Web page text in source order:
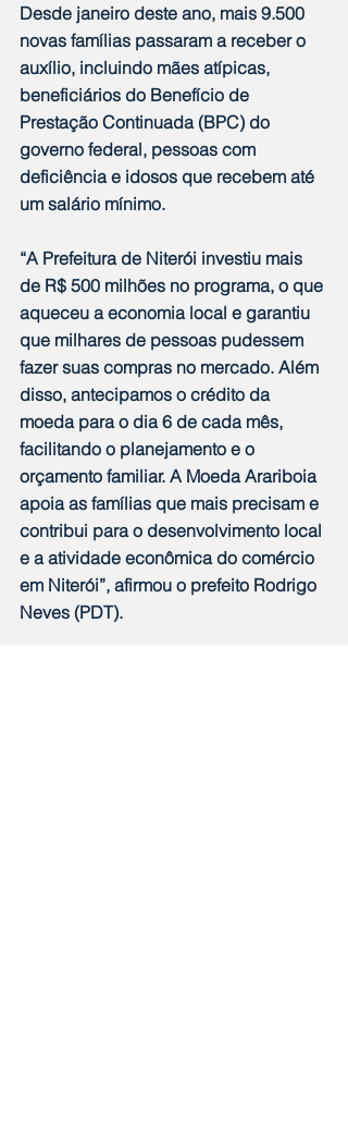
Desde janeiro deste ano, mais 9.500
novas famílias passaram a receber o
auxílio, incluindo mães atípicas,
beneficiários do Benefício de
Prestação Continuada (BPC) do
governo federal, pessoas com
deficiência e idosos que recebem até
um salário mínimo.
“A Prefeitura de Niterói investiu mais
de R$ 500 milhões no programa, o que
aqueceu a economia local e garantiu
que milhares de pessoas pudessem
fazer suas compras no mercado. Além
disso, antecipamos o crédito da
moeda para o dia 6 de cada mês,
facilitando o planejamento e o
orçamento familiar. A Moeda Arariboia
apoia as famílias que mais precisam e
contribui para o desenvolvimento local
e a atividade econômica do comércio
em Niterói”, afirmou o prefeito Rodrigo
Neves (PDT).